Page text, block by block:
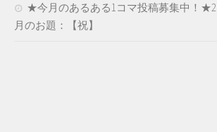
★今月のあるある1コマ投稿募集中！★2
月のお題：【祝】